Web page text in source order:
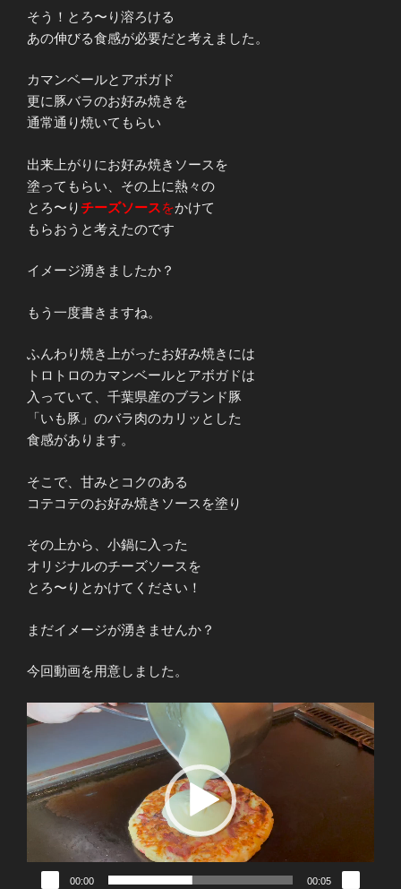
そう！とろ〜り溶ろける
あの伸びる食感が必要だと考えました。
カマンベールとアボガド
更に豚バラのお好み焼きを
通常通り焼いてもらい
出来上がりにお好み焼きソースを
塗ってもらい、その上に熱々の
とろ〜りチーズソースをかけて
もらおうと考えたのです
イメージ湧きましたか？
もう一度書きますね。
ふんわり焼き上がったお好み焼きには
トロトロのカマンベールとアボガドは
入っていて、千葉県産のブランド豚
「いも豚」のバラ肉のカリッとした
食感があります。
そこで、甘みとコクのある
コテコテのお好み焼きソースを塗り
その上から、小鍋に入った
オリジナルのチーズソースを
とろ〜りとかけてください！
まだイメージが湧きませんか？
今回動画を用意しました。
動
レ
ー
00:00 00:05